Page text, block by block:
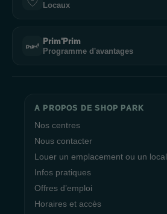
Locaux
Prim'Prim
Programme d'avantages
A PROPOS DE SHOP PARK
Nos centres
Nous contacter
Louer un emplacement ou un local
Infos pratiques
Offres d’emploi
Horaires et accès